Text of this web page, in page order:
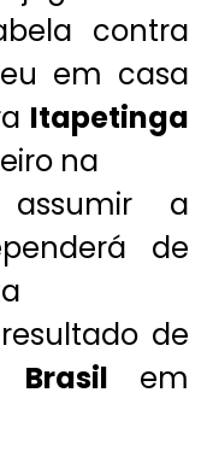
contra
em casa
Itapetinga
na
a
de
de
em